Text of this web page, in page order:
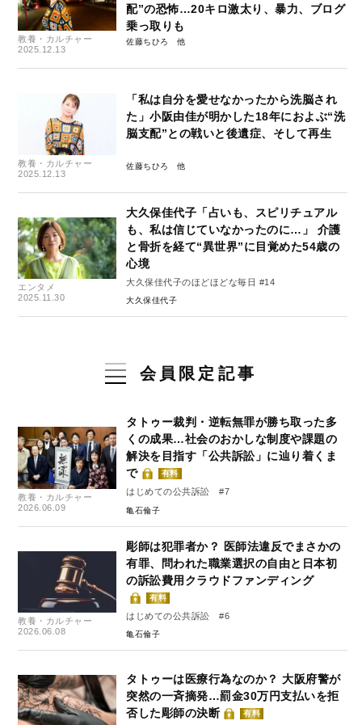
教養・カルチャー
2025.12.13
配”の恐怖…20キロ激太り、暴力、ブログ
乗っ取りも
佐藤ちひろ
教養・カルチャー
2025.12.13
「私は自分を愛せなかったから洗脳され
た」小阪由佳が明かした18年におよぶ“洗
脳支配”との戦いと後遺症、そして再生
佐藤ちひろ
エンタメ
2025.11.30
大久保佳代子「占いも、スピリチュアル
も、私は信じていなかったのに…」 介護
と骨折を経て“異世界”に目覚めた54歳の
心境
大久保佳代子のほどほどな毎日 #14
大久保佳代子
会員限定記事
教養・カルチャー
2026.06.09
タトゥー裁判・逆転無罪が勝ち取った多
くの成果…社会のおかしな制度や課題の
解決を目指す「公共訴訟」に辿り着くま
で
有料
はじめての公共訴訟 #7
亀石倫子
教養・カルチャー
2026.06.08
彫師は犯罪者か？ 医師法違反でまさかの
有罪、問われた職業選択の自由と日本初
の訴訟費用クラウドファンディング
有料
はじめての公共訴訟 #6
亀石倫子
タトゥーは医療行為なのか？ 大阪府警が
突然の一斉摘発…罰金30万円支払いを拒
否した彫師の決断
有料